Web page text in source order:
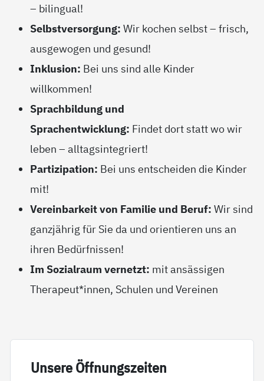
– bilingual!
Selbstversorgung:Wir kochen selbst – frisch,
ausgewogen und gesund!
Inklusion: Bei uns sind alle Kinder
willkommen!
Sprachbildung und
Sprachentwicklung: Findet dort statt wo wir
leben – alltagsintegriert!
Partizipation: Bei uns entscheiden die Kinder
mit!
Vereinbarkeit von Familie und Beruf:Wir sind
ganzjährig für Sie da und orientieren uns an
ihren Bedürfnissen!
Im Sozialraum vernetzt: mit ansässigen
Therapeut*innen, Schulen und Vereinen
Un­se­re Öff­nungs­zei­ten